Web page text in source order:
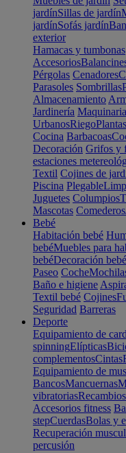
jardínSillas de jardín
jardínSofás jardín
exterior
Hamacas y tumbonas
Accesorios
Pérgolas Cenadores
Parasoles Sombrillas
Almacenamiento
Jardinería Maquinaria
UrbanosRiegoPlantas
Cocina Barbacoas
Decoración Grifos y
estaciones
Textil Cojines de
Piscina Plegable
Juguetes Columpios
Mascotas Comederos
Bebé
Habitación bebé
bebéMuebles para
bebéDecoración bebé
Paseo Coche
Baño e higiene
Textil bebé Cojines
Seguridad Barreras
Deporte
Equipamiento de
spinningElípticas
complementosCintas
Equipamiento de
BancosMancuernas
vibratorias
Accesorios fitness
stepCuerdasBolas y
Recuperación
percusión